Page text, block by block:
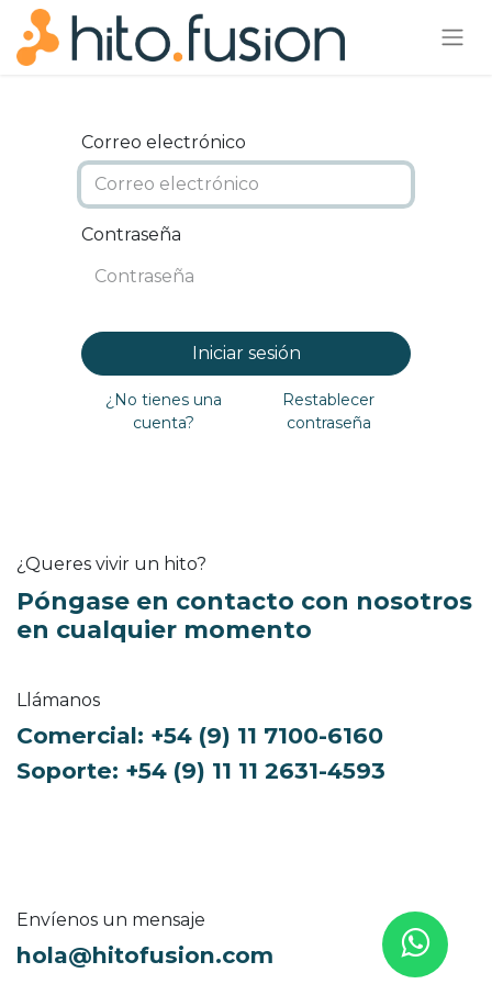
Correo electrónico
Contraseña
Iniciar sesión
¿No tienes una
cuenta?
Restablecer
contraseña
¿Queres vivir un hito?
Póngase en contacto con nosotros
en cualquier momento
Llámanos
Comercial: +54 (9) 11 7100-6160
Soporte: +54 (9) 11 11 2631-4593
Envíenos un mensaje
hola@hitofusion.com